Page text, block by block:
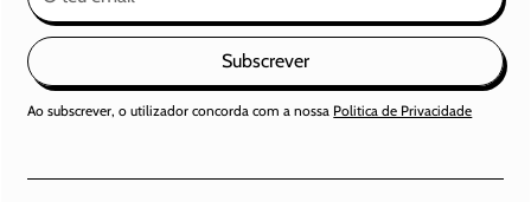
Subscrever
Ao subscrever, o utilizador concorda com a nossa Politica de Privacidade